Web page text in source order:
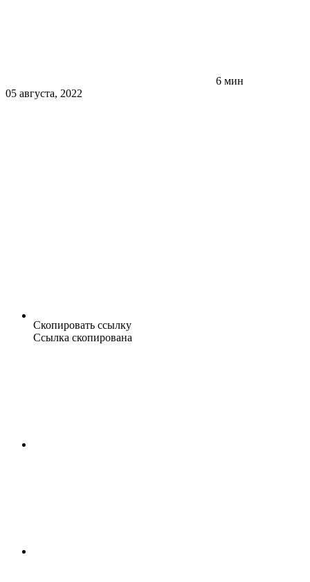
6 мин
05 августа, 2022
Скопировать ссылку
Ссылка скопирована